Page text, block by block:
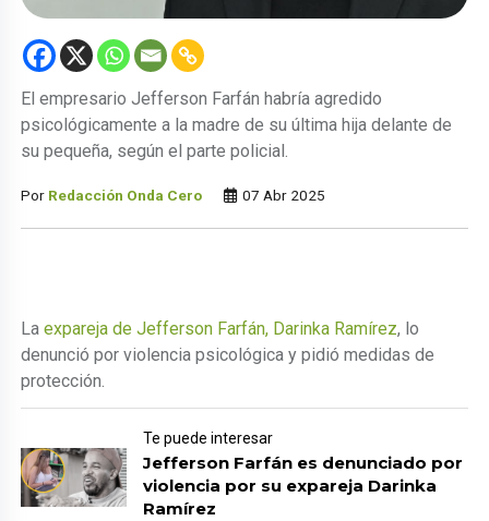
El empresario Jefferson Farfán habría agredido
psicológicamente a la madre de su última hija delante de
su pequeña, según el parte policial.
Por Redacción Onda Cero 07 Abr 2025
Laexpareja de Jefferson Farfán, Darinka Ramírez, lo
denunció por violencia psicológica y pidió medidas de
protección.
Te puede interesar
Jefferson Farfán es denunciado por
violencia por su expareja Darinka
Ramírez